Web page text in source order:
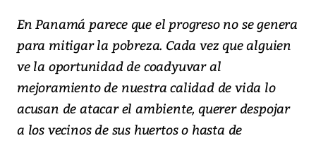
En Panamá parece que el progreso no se genera
para mitigar la pobreza. Cada vez que alguien
ve la oportunidad de coadyuvar al
mejoramiento de nuestra calidad de vida lo
acusan de atacar el ambiente, querer despojar
a los vecinos de sus huertos o hasta de